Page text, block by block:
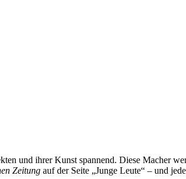
und ihrer Kunst spannend. Diese Macher
Zeitung auf der Seite „Junge Leute“ – und